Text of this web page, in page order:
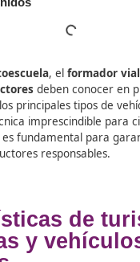
, el
técnica
es fundamental